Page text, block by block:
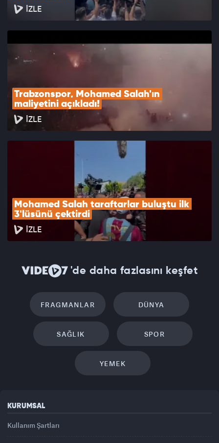
İZLE
Trabzonspor, Mohamed Salah'ın
maliyetini açıkladı!
İZLE
Mohamed Salah taraftarlar buluştu ilk
3'lüsünü çektirdi
İZLE
'de daha fazlasını keşfet
FRAGMANLAR DÜNYA
SAĞLIK SPOR
YEMEK
KURUMSAL
Kullanım Şartları